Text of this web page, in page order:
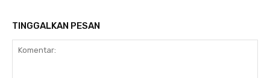
TINGGALKAN PESAN